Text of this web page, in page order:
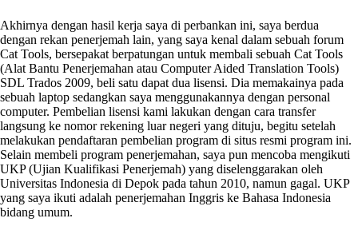
Akhirnya dengan hasil kerja saya di perbankan ini, saya berdua
dengan rekan penerjemah lain, yang saya kenal dalam sebuah forum
Cat Tools, bersepakat berpatungan untuk membali sebuah Cat Tools
(Alat Bantu Penerjemahan atau Computer Aided Translation Tools)
SDL Trados 2009, beli satu dapat dua lisensi. Dia memakainya pada
sebuah laptop sedangkan saya menggunakannya dengan personal
computer. Pembelian lisensi kami lakukan dengan cara transfer
langsung ke nomor rekening luar negeri yang dituju, begitu setelah
melakukan pendaftaran pembelian program di situs resmi program ini.
Selain membeli program penerjemahan, saya pun mencoba mengikuti
UKP (Ujian Kualifikasi Penerjemah) yang diselenggarakan oleh
Universitas Indonesia di Depok pada tahun 2010, namun gagal. UKP
yang saya ikuti adalah penerjemahan Inggris ke Bahasa Indonesia
bidang umum.